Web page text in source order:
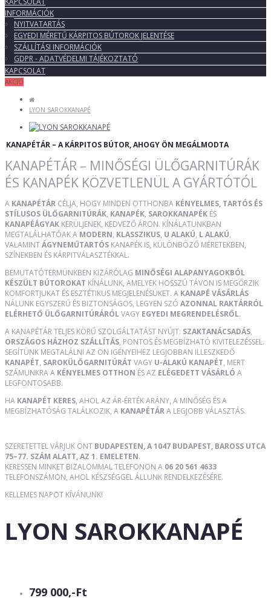
INFORMÁCIÓK
NYITVATARTÁS
EGYEDI MÉRETŰ KÁRPITOS BÚTOROK JELENTÉSE
SZÁLLÍTÁSI INFORMÁCIÓK
GDPR - ADATVÉDELMI TÁJÉKOZTATÓ
KAPCSOLAT
AKCIÓ
LYON SAROKKANAPÉ
KANAPÉTÁR – A KÁRPITOS BÚTOR, AHOGY ÖN MEGÁLMODTA
KANAPÉTÁR – MINŐSÉGI ÜLŐGARNITÚRÁK
ÉS KANAPÉK KÖZVETLENÜL A GYÁRTÓTÓL
A KANAPÉTÁR CÉLJA, HOGY MINDEN OTTHONBA KÉNYELMES, TARTÓS ÉS
STÍLUSOS ÜLŐGARNITÚRÁK, KANAPÉK, SAROKKANAPÉK ÉS
KANAPÉÁGYAK KERÜLJENEK, KEDVEZŐ ÁRON. KÍNÁLATUNKBAN
MEGTALÁLHATÓAK A MODERN, KLASSZIKUS, U ALAKÚ, L ALAKÚ,
VALAMINTÁGYNEMŰTARTÓS KANAPÉK IS, KÜLÖNBÖZŐ MÉRETEKBEN,
SZÍNEKBEN ÉS KÁRPITVÁLASZTÉKKAL.
BEMUTATÓTERMÜNKBEN KIZÁRÓLAG MINŐSÉGI ALAPANYAGOKBÓL
KÉSZÜLT BÚTOROKAT KÍNÁLUNK, AMELYEK HOSSZÚ TÁVON IS MEGŐRZIK
KOMFORTJUKAT ÉS ESZTÉTIKUS MEGJELENÉSÜKET. A KANAPÉ VÁSÁRLÁS
NÁLUNK EGYSZERŰ ÉS BIZTONSÁGOS, LEGYEN SZÓ AZONNAL RAKTÁRRÓL
ELÉRHETŐ ÜLŐGARNITÚRÁRÓLVAGY EGYEDI MEGRENDELÉSRŐL.
A KANAPÉTÁR TELJES KÖRŰ SZOLGÁLTATÁST NYÚJT: SZAKTANÁCSADÁS,
ORSZÁGOS HÁZHOZ SZÁLLÍTÁS, PONTOS ÉS MEGBÍZHATÓ KIVITELEZÉSSEL.
SEGÍTÜNK MEGTALÁLNI AZ ÖN IGÉNYEIHEZ LEGJOBBAN ILLESZKEDŐ
KANAPÉT, SAROKÜLŐGARNITÚRÁT VAGY U-ALAKÚ KANAPÉT, MERT
SZÁMUNKRA A KÉNYELMES OTTHON ÉS AZ ELÉGEDETT VÁSÁRLÓ A
LEGFONTOSABB.
HA KANAPÉT KERES, AHOL AZ ÁR-ÉRTÉK ARÁNY, A MINŐSÉG ÉS A
MEGBÍZHATÓSÁG TALÁLKOZIK, A KANAPÉTÁRA LEGJOBB VÁLASZTÁS.
SZERETETTEL VÁRJUK ÖNT BUDAPESTEN, A 1047 BUDAPEST, BAROSS UTCA
75–77. SZÁM ALATT, AZ 1. EMELETEN.
KERESSEN MINKET BIZALOMMAL TELEFONON A 06 20 561 4633
TELEFONSZÁMON, AHOL KÉSZSÉGGEL ÁLLUNK RENDELKEZÉSÉRE.
KELLEMES NAPOT KÍVÁNUNK!
LYON SAROKKANAPÉ
799 000,-Ft